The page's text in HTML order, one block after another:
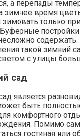
а перепады
зимнее время
зимовать только
такой зимний
с улицы
сад
является
быть
комфортного
Помимо
гостиная или